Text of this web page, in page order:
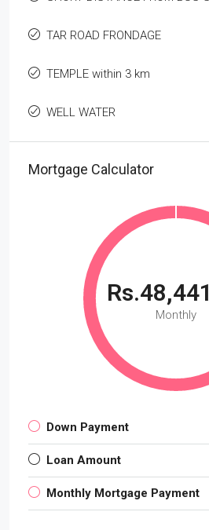
TAR ROAD FRONDAGE
TEMPLE within 3 km
WELL WATER
Mortgage Calculator
Monthly
Down Payment
Loan Amount
Monthly Mortgage Payment